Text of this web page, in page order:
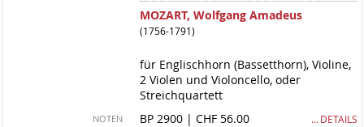
MOZART, Wolfgang Amadeus
(1756-1791)
für Englischhorn (Bassetthorn), Violine,
2 Violen und Violoncello, oder
Streichquartett
NOTEN BP 2900 | CHF 56.00 … DETAILS